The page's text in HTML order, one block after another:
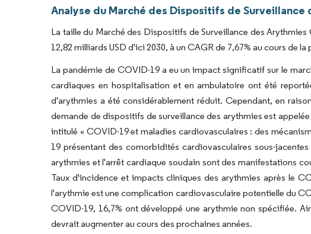
Analyse du Marché des Dispositifs de
La taille du Marché des Dispositifs de Surveillance des
12,82 milliards USD d'ici 2030, à un CAGR de 7,67% au cours de
La pandémie de COVID-19 a eu un impact significatif sur le
cardiaques en hospitalisation et en ambulatoire ont été
d'arythmies a été considérablement réduit. Cependant, en
demande de dispositifs de surveillance des arythmies est
intitulé « COVID-19 et maladies cardiovasculaires : des
19 présentant des comorbidités cardiovasculaires sous-
arythmies et l'arrêt cardiaque soudain sont des manifestations
Taux d'incidence et impacts cliniques des arythmies après le
l'arythmie est une complication cardiovasculaire potentielle du
COVID-19, 16,7% ont développé une arythmie non spécifiée.
devrait augmenter au cours des prochaines années.